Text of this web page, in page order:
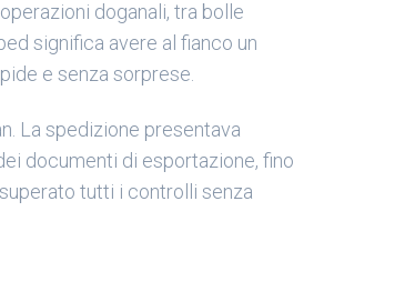
doganali, tra bolle
significa avere al fianco un
e senza sorprese.
La spedizione presentava
documenti di esportazione, fino
tutti i controlli senza